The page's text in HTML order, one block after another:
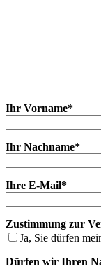
Ihr Vorname*
Ihr Nachname*
Ihre E-Mail*
Zustimmung zur
Ja, Sie dürfen
Dürfen wir Ihren